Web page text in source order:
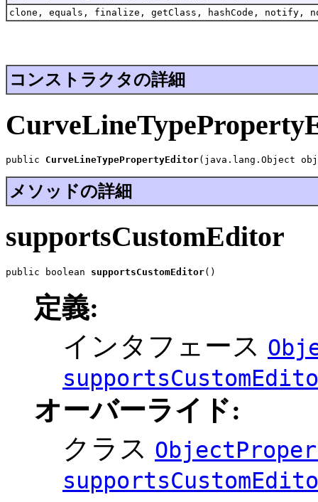
clone, equals, finalize, getClass, hashCode,
コンストラクタの詳細
public CurveLineTypePropertyEditor(java.lang.Object
メソッドの詳細
supportsCustomEditor
public boolean supportsCustomEditor()
定義:
インタフェース
オーバーライド:
クラス